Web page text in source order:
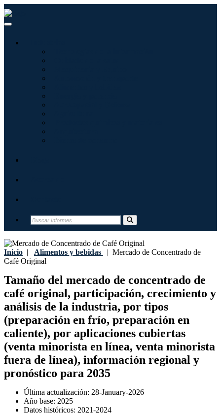
Inicio | Alimentos y bebidas | Mercado de Concentrado de
Café Original
Tamaño del mercado de concentrado de
café original, participación, crecimiento y
análisis de la industria, por tipos
(preparación en frío, preparación en
caliente), por aplicaciones cubiertas
(venta minorista en línea, venta minorista
fuera de línea), información regional y
pronóstico para 2035
Última actualización: 28-January-2026
Año base: 2025
Datos históricos: 2021-2024